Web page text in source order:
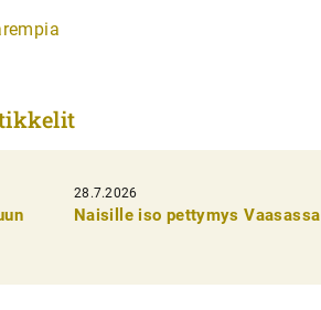
28.7.2026
Naisille iso pettymys Vaasassa